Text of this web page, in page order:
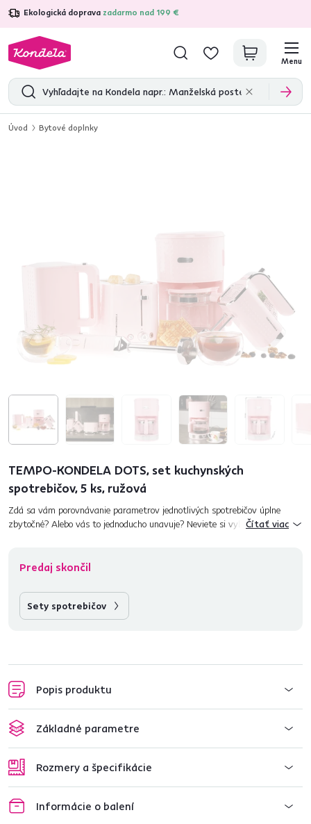
Ekologická doprava zadarmo nad 199 €
4,7 31 211overených produktových recenzií
Menu
Úvod Bytové doplnky
TEMPO-KONDELA DOTS, set kuchynských
spotrebičov, 5 ks, ružová
Zdá sa vám porovnávanie parametrov jednotlivých spotrebičov úplne
zbytočné? Alebo vás to jednoducho unavuje? Neviete si vybrať vhodnú
Čítať viac
Predaj skončil
Sety spotrebičov
Popis produktu
Základné parametre
Rozmery a špecifikácie
Informácie o balení